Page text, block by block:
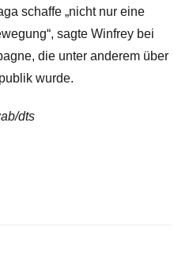
schaffe „nicht nur eine
sagte Winfrey bei
die unter anderem über
wurde.
dts